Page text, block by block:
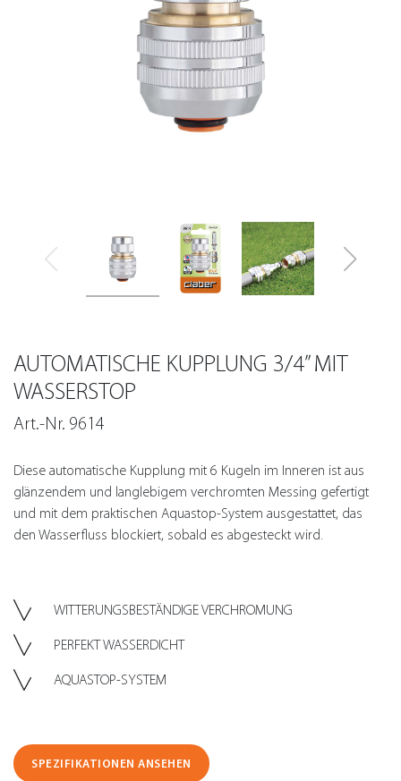
AUTOMATISCHE KUPPLUNG 3/4” MIT
WASSERSTOP
Art.-Nr. 9614
Diese automatische Kupplung mit 6 Kugeln im Inneren ist aus
glänzendem und langlebigem verchromten Messing gefertigt
und mit dem praktischen Aquastop-System ausgestattet, das
den Wasserfluss blockiert, sobald es abgesteckt wird.
WITTERUNGSBESTÄNDIGE VERCHROMUNG
PERFEKT WASSERDICHT
AQUASTOP-SYSTEM
SPEZIFIKATIONEN ANSEHEN